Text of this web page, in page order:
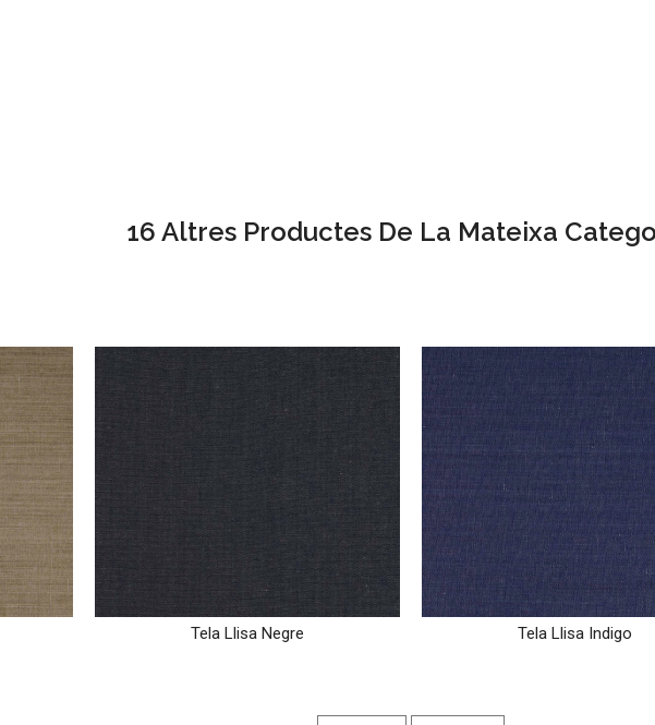
16 Altres Productes De La Mateixa
Tela Llisa Negre Tela Llisa Indigo